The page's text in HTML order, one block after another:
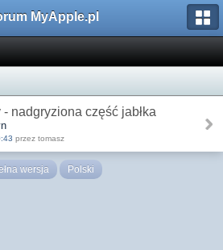
MyApple.pl
nadgryziona część jabłka
przez tomasz
wersja Polski